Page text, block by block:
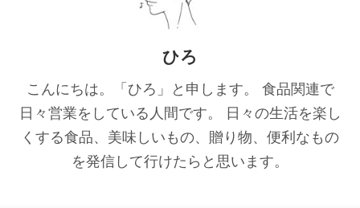
ひろ
こんにちは。「ひろ」と申します。 食品関連で
日々営業をしている人間です。 日々の生活を楽し
くする食品、美味しいもの、贈り物、便利なもの
を発信して行けたらと思います。